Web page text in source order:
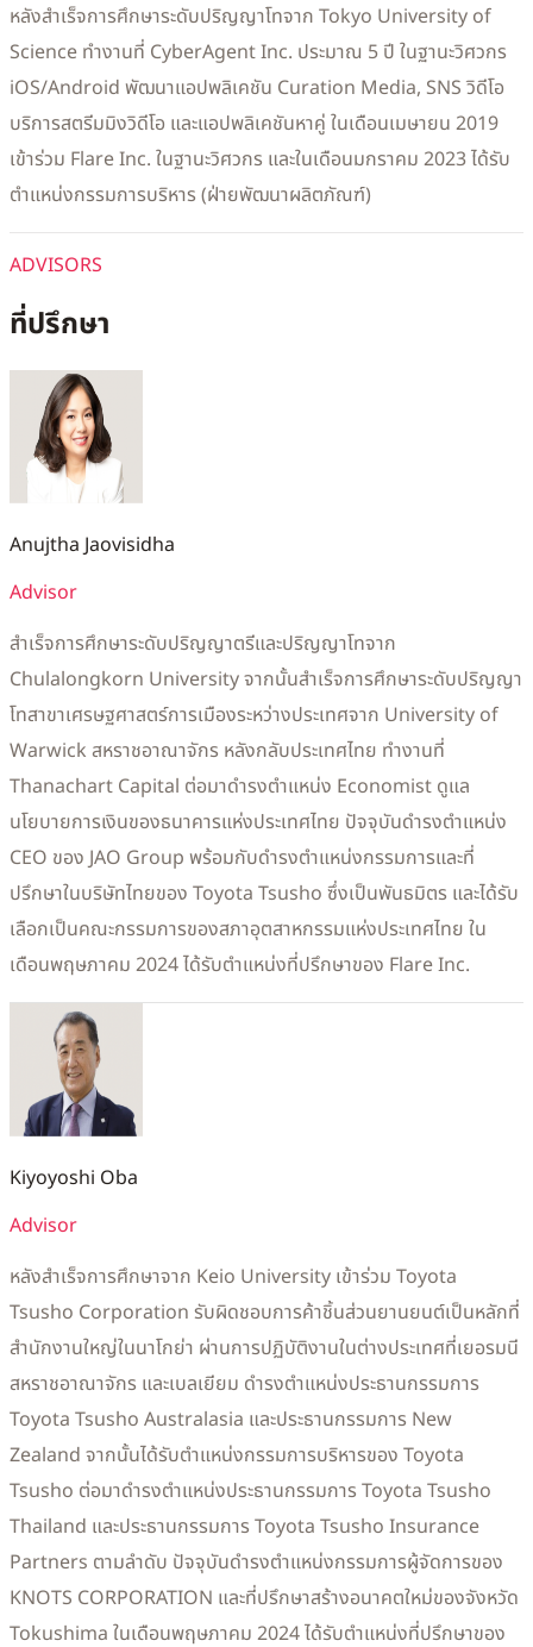
หลังสำเร็จการศึกษาระดับปริญญาโทจาก Tokyo University of
Science ทำงานที่ CyberAgent Inc. ประมาณ 5 ปี ในฐานะวิศวกร
iOS/Android พัฒนาแอปพลิเคชัน Curation Media, SNS วิดีโอ
บริการสตรีมมิงวิดีโอ และแอปพลิเคชันหาคู่ ในเดือนเมษายน 2019
เข้าร่วม Flare Inc. ในฐานะวิศวกร และในเดือนมกราคม 2023 ได้รับ
ตำแหน่งกรรมการบริหาร (ฝ่ายพัฒนาผลิตภัณฑ์)
ADVISORS
ที่ปรึกษา
Anujtha Jaovisidha
Advisor
สำเร็จการศึกษาระดับปริญญาตรีและปริญญาโทจาก
Chulalongkorn University จากนั้นสำเร็จการศึกษาระดับปริญญา
โทสาขาเศรษฐศาสตร์การเมืองระหว่างประเทศจาก University of
Warwick สหราชอาณาจักร หลังกลับประเทศไทย ทำงานที่
Thanachart Capital ต่อมาดำรงตำแหน่ง Economist ดูแล
นโยบายการเงินของธนาคารแห่งประเทศไทย ปัจจุบันดำรงตำแหน่ง
CEO ของ JAO Group พร้อมกับดำรงตำแหน่งกรรมการและที่
ปรึกษาในบริษัทไทยของ Toyota Tsusho ซึ่งเป็นพันธมิตร และได้รับ
เลือกเป็นคณะกรรมการของสภาอุตสาหกรรมแห่งประเทศไทย ใน
เดือนพฤษภาคม 2024 ได้รับตำแหน่งที่ปรึกษาของ Flare Inc.
Kiyoyoshi Oba
Advisor
หลังสำเร็จการศึกษาจาก Keio University เข้าร่วม Toyota
Tsusho Corporation รับผิดชอบการค้าชิ้นส่วนยานยนต์เป็นหลักที่
สำนักงานใหญ่ในนาโกย่า ผ่านการปฏิบัติงานในต่างประเทศที่เยอรมนี
สหราชอาณาจักร และเบลเยียม ดำรงตำแหน่งประธานกรรมการ
Toyota Tsusho Australasia และประธานกรรมการ New
Zealand จากนั้นได้รับตำแหน่งกรรมการบริหารของ Toyota
Tsusho ต่อมาดำรงตำแหน่งประธานกรรมการ Toyota Tsusho
Thailand และประธานกรรมการ Toyota Tsusho Insurance
Partners ตามลำดับ ปัจจุบันดำรงตำแหน่งกรรมการผู้จัดการของ
KNOTS CORPORATION และที่ปรึกษาสร้างอนาคตใหม่ของจังหวัด
Tokushima ในเดือนพฤษภาคม 2024 ได้รับตำแหน่งที่ปรึกษาของ